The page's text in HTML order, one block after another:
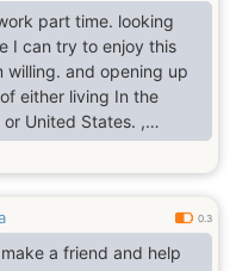
I can try to enjoy this
willing. and opening up
either living In the
or United States. ,
Make us have the
0.3
a friend and help